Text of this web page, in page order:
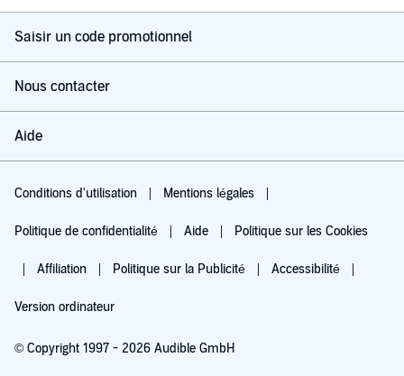
Saisir un code promotionnel
Nous contacter
Aide
Conditions d'utilisation Mentions légales
Politique de confidentialité Aide Politique sur les Cookies
Affiliation Politique sur la Publicité Accessibilité
Version ordinateur
© Copyright 1997 - 2026 Audible GmbH